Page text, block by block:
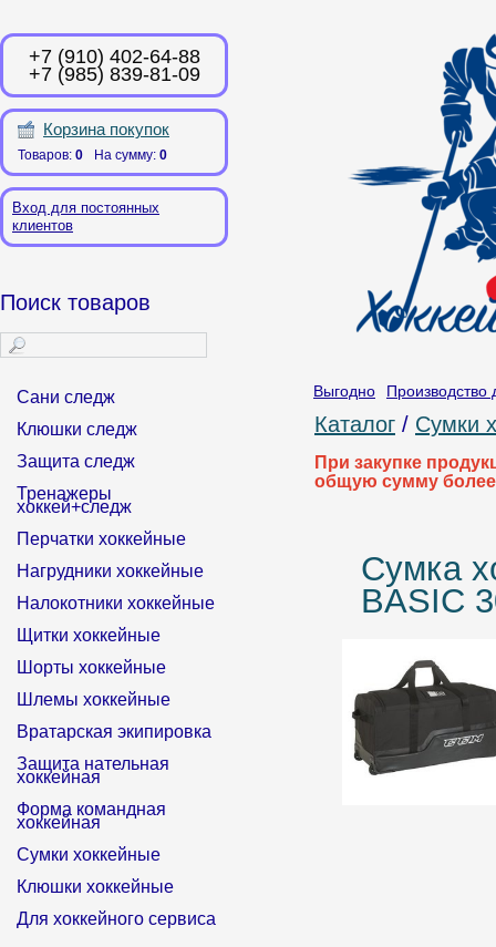
+7 (910) 402-64-88
+7 (985) 839-81-09
Корзина покупок
Товаров: 0 На сумму: 0
Вход для постоянных
клиентов
Выгодно Производство
Поиск товаров
Сани следж
Клюшки следж
Защита следж
Тренажеры
хоккей+следж
Перчатки хоккейные
Нагрудники хоккейные
Налокотники хоккейные
Щитки хоккейные
Шорты хоккейные
Шлемы хоккейные
Вратарская экипировка
Защита нательная
хоккейная
Форма командная
хоккейная
Сумки хоккейные
Клюшки хоккейные
Для хоккейного сервиса
Каталог / Сумки
При закупке
общую сумму более
Сумка
BASIC